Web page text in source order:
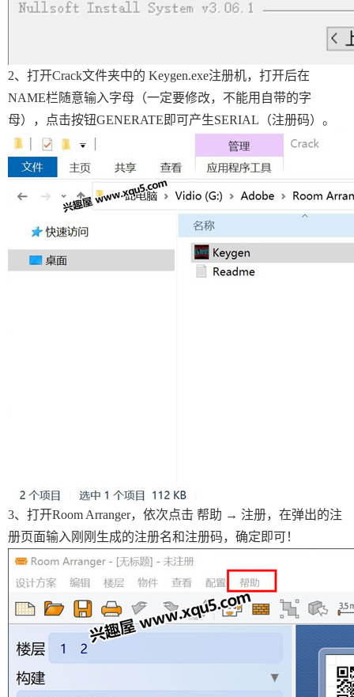
2、打开Crack文件夹中的 Keygen.exe注册机，打开后在
NAME栏随意输入字母（一定要修改，不能用自带的字
母），点击按钮GENERATE即可产生SERIAL（注册码）。
3、打开Room Arranger，依次点击 帮助 → 注册，在弹出的注
册页面输入刚刚生成的注册名和注册码，确定即可！